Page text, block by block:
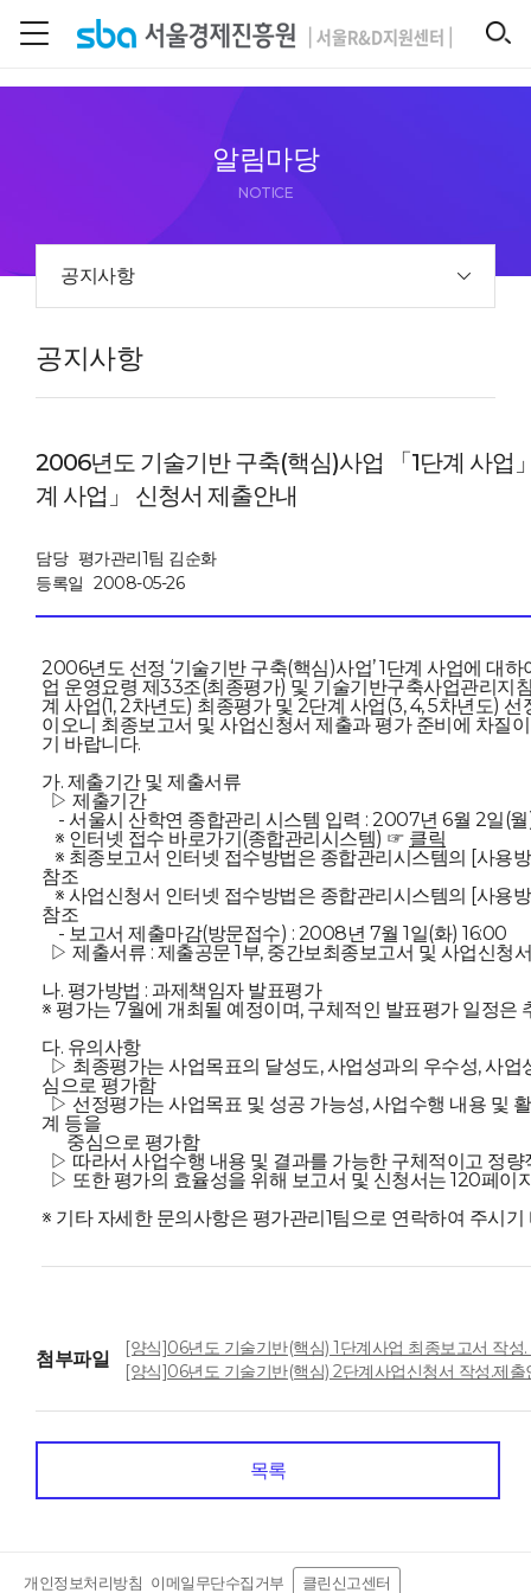
알림마당
NOTICE
공지사항
공지사항
2006년도 기술기반 구축(핵심)사업 「1단계 사업
계 사업」 신청서 제출안내
담당 평가관리1팀 김순화
등록일 2008-05-26
2006년도 선정 ‘기술기반 구축(핵심)사업’ 1단계 사업에 대
업 운영요령 제33조(최종평가) 및 기술기반구축사업관리지침
계 사업(1, 2차년도) 최종평가 및 2단계 사업(3, 4, 5차년도)
이오니 최종보고서 및 사업신청서 제출과 평가 준비에 차질
기 바랍니다.
가. 제출기간 및 제출서류
▷ 제출기간
- 서울시 산학연 종합관리 시스템 입력 : 2007년 6월 2일(
※ 인터넷 접수 바로가기(종합관리시스템) ☞ 클릭
※ 최종보고서 인터넷 접수방법은 종합관리시스템의 [사용
참조
※ 사업신청서 인터넷 접수방법은 종합관리시스템의 [사용
참조
- 보고서 제출마감(방문접수) : 2008년 7월 1일(화) 16:00
▷ 제출서류 : 제출공문 1부, 중간보최종보고서 및 사업신청
나. 평가방법 : 과제책임자 발표평가
※ 평가는 7월에 개최될 예정이며, 구체적인 발표평가 일정은
다. 유의사항
▷ 최종평가는 사업목표의 달성도, 사업성과의 우수성, 사업
심으로 평가함
▷ 선정평가는 사업목표 및 성공 가능성, 사업수행 내용 및
계 등을
중심으로 평가함
▷ 따라서 사업수행 내용 및 결과를 가능한 구체적이고 정량
▷ 또한 평가의 효율성을 위해 보고서 및 신청서는 120페이
※ 기타 자세한 문의사항은 평가관리1팀으로 연락하여 주시기
첨부파일
[양식]06년도 기술기반(핵심) 1단계사업 최종보고서 작
[양식]06년도 기술기반(핵심) 2단계사업신청서 작성.제
목록
개인정보처리방침 이메일무단수집거부 클린신고센터